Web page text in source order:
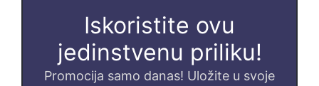
Iskoristite ovu
jedinstvenu priliku!
Promocija samo danas! Uložite u svoje